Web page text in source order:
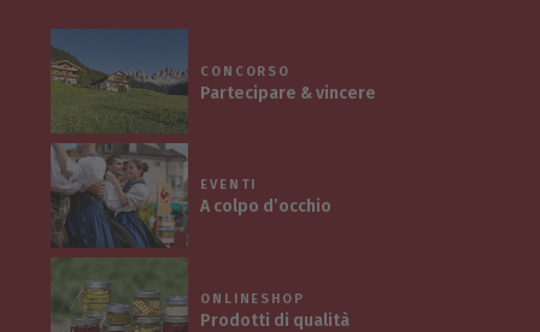
CONCORSO
Partecipare & vincere
EVENTI
A colpo d’occhio
ONLINESHOP
Prodotti di qualità